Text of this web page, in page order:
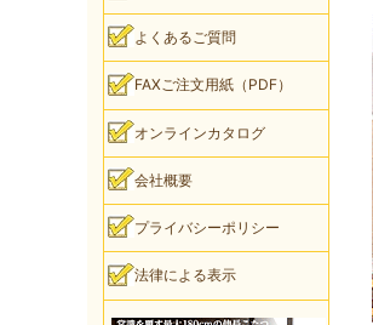
よくあるご質問
FAXご注文用紙（PDF）
オンラインカタログ
会社概要
プライバシーポリシー
法律による表示